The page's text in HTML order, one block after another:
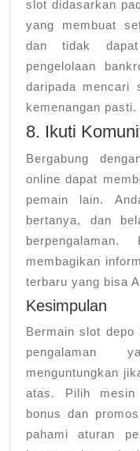
slot didasarkan
yang membuat
dan tidak
pengelolaan
daripada mencari
kemenangan pasti.
8. Ikuti
Bergabung
online dapat
pemain lain.
bertanya, dan
membagikan
terbaru yang bisa
Kesimpulan
Bermain slot depo
pengalaman
menguntungkan
atas. Pilih
bonus dan
pahami aturan